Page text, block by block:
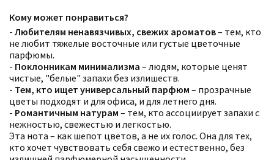
Кому может понравиться?
- Любителям ненавязчивых, свежих ароматов– тем, кто
не любит тяжелые восточные или густые цветочные
парфюмы.
- Поклонникам минимализма – людям, которые ценят
чистые, "белые" запахи без излишеств.
- Тем, кто ищет универсальный парфюм – прозрачные
цветы подходят и для офиса, и для летнего дня.
- Романтичным натурам – тем, кто ассоциирует запахи с
нежностью, свежестью и легкостью.
Эта нота – как шепот цветов, а не их голос. Она для тех,
кто хочет чувствовать себя свежо и естественно, без
Ноты
Ароматы за последние годы
Бренды